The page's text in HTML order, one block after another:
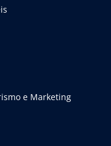
e Marketing